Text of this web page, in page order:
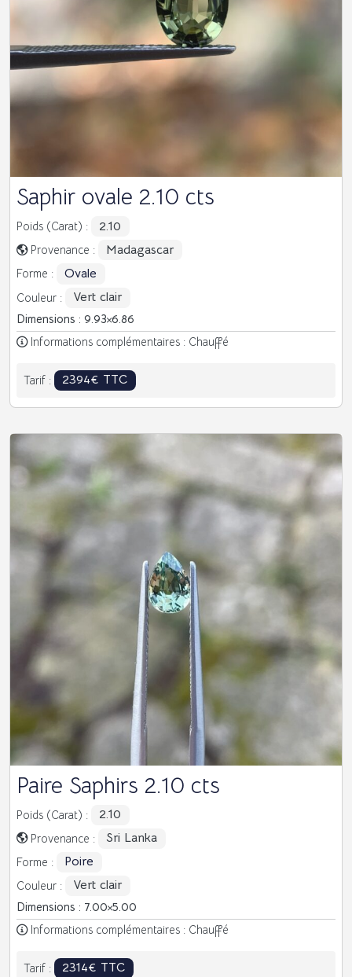
Saphir ovale 2.10 cts
Poids (Carat) : 2.10
Provenance : Madagascar
Forme : Ovale
Couleur : Vert clair
Dimensions : 9.93 6.86
Informations complémentaires : Chauffé
Tarif : 2394€ TTC
Paire Saphirs 2.10 cts
Poids (Carat) : 2.10
Provenance : Sri Lanka
Forme : Poire
Couleur : Vert clair
Dimensions : 7.00 5.00
Informations complémentaires : Chauffé
Tarif : 2314€ TTC